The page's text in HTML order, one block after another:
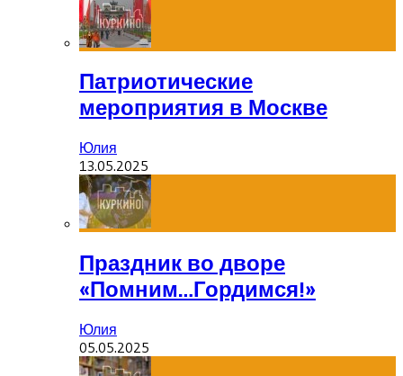
Патриотические
мероприятия в Москве
Юлия
13.05.2025
Праздник во дворе
«Помним…Гордимся!»
Юлия
05.05.2025